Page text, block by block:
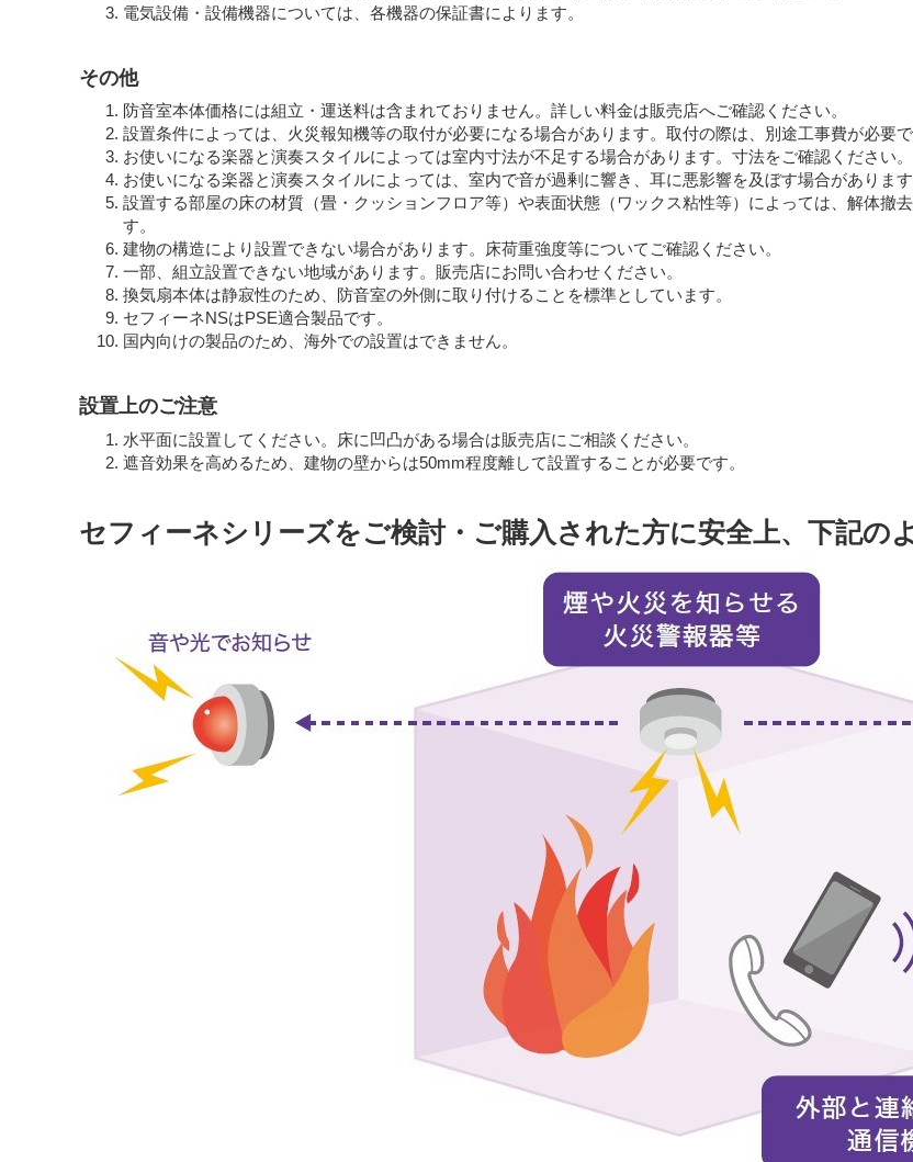
電気設備・設備機器については、各機器の保証書によります。
その他
防音室本体価格には組立・運送料は含まれておりません。詳しい料金は販売店へご確認ください。
設置条件によっては、火災報知機等の取付が必要になる場合があります。取付の際は、別途工事費が必要で
お使いになる楽器と演奏スタイルによっては室内寸法が不足する場合があります。寸法をご確認ください。
お使いになる楽器と演奏スタイルによっては、室内で音が過剰に響き、耳に悪影響を及ぼす場合があります
設置する部屋の床の材質（畳・クッションフロア等）や表面状態（ワックス粘性等）によっては、解体撤
す。
建物の構造により設置できない場合があります。床荷重強度等についてご確認ください。
一部、組立設置できない地域があります。販売店にお問い合わせください。
換気扇本体は静寂性のため、防音室の外側に取り付けることを標準としています。
セフィーネNSはPSE適合製品です。
国内向けの製品のため、海外での設置はできません。
設置上のご注意
水平面に設置してください。床に凹凸がある場合は販売店にご相談ください。
遮音効果を高めるため、建物の壁からは50mm程度離して設置することが必要です。
セフィーネシリーズをご検討・ご購入された方に安全上、下記の